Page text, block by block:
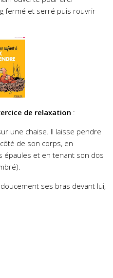
fermé et serré puis rouvrir
de relaxation :
une chaise. Il laisse pendre
de son corps, en
épaules et en tenant son dos
ses bras devant lui,